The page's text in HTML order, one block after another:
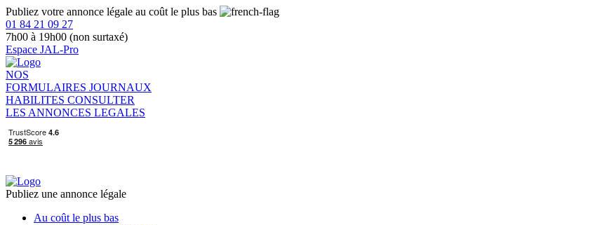
Publiez votre annonce légale au coût le plus bas
01 84 21 09 27
7h00 à 19h00 (non surtaxé)
Espace JAL-Pro
NOS
FORMULAIRES JOURNAUX
HABILITES CONSULTER
LES ANNONCES LEGALES
Publiez une annonce légale
Au coût le plus bas